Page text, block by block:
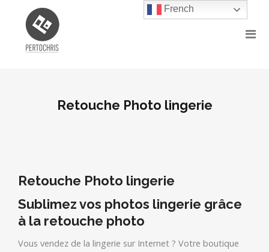
Retouche Photo lingerie
Retouche Photo lingerie
Sublimez vos photos lingerie grâce
à la retouche photo
Vous vendez de la lingerie sur Internet ? Votre boutique
French